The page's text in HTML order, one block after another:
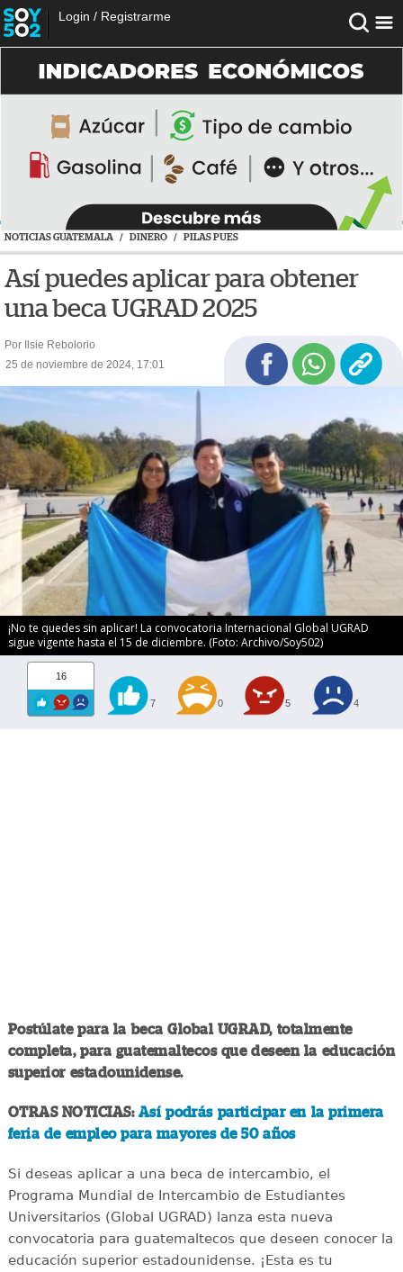
Login / Registrarme
NOTICIAS GUATEMALA / DINERO / PILAS PUES
Así puedes aplicar para obtener
una beca UGRAD 2025
Por Ilsie Rebolorio
25 de noviembre de 2024, 17:01
¡No te quedes sin aplicar! La convocatoria Internacional Global UGRAD
sigue vigente hasta el 15 de diciembre. (Foto: Archivo/Soy502)
16
7 0 5 4
Postúlate para la beca Global UGRAD, totalmente
completa, para guatemaltecos que deseen la educación
superior estadounidense.
OTRAS NOTICIAS: Así podrás participar en la primera
feria de empleo para mayores de 50 años
Si deseas aplicar a una beca de intercambio, el
Programa Mundial de Intercambio de Estudiantes
Universitarios (Global UGRAD) lanza esta nueva
convocatoria para guatemaltecos que deseen conocer la
educación superior estadounidense. ¡Esta es tu